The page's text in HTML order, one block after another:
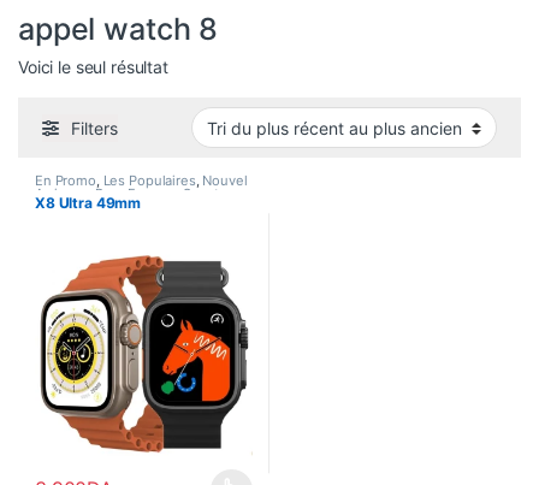
appel watch 8
Voici le seul résultat
Filters
En Promo, Les Populaires, Nouvel
Arrivage Pour Femme Smart
Watch
X8 Ultra 49mm